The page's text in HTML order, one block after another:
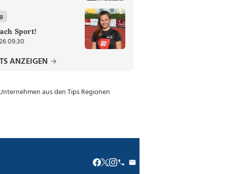
Sport!
09:30
ANZEIGEN